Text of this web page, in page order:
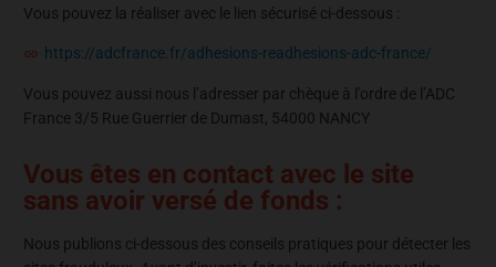
Vous pouvez la réaliser avec le lien sécurisé ci-dessous :
https://adcfrance.fr/adhesions-readhesions-adc-france/
Vous pouvez aussi nous l’adresser par chèque à l’ordre de l’ADC
France 3/5 Rue Guerrier de Dumast, 54000 NANCY
Vous êtes en contact avec le site
sans avoir versé de fonds :
Nous publions ci-dessous des conseils pratiques pour détecter les